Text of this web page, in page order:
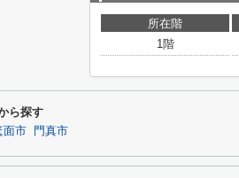
所在階
1階
ら探す
面市 門真市